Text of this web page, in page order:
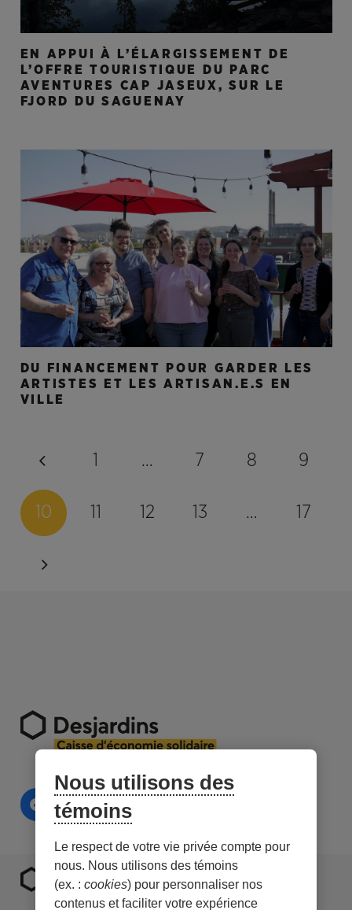
EN APPUI À L’ÉLARGISSEMENT DE
L’OFFRE TOURISTIQUE DU PARC
AVENTURES CAP JASEUX, SUR LE
FJORD DU SAGUENAY
DU FINANCEMENT POUR GARDER LES
ARTISTES ET LES ARTISAN.E.S EN
VILLE
1 … 7 8 9
10 11 12 13 … 17
Nous utilisons des
témoins
Le respect de votre vie privée compte pour
nous. Nous utilisons des témoins
(ex. : cookies) pour personnaliser nos
contenus et faciliter votre expérience